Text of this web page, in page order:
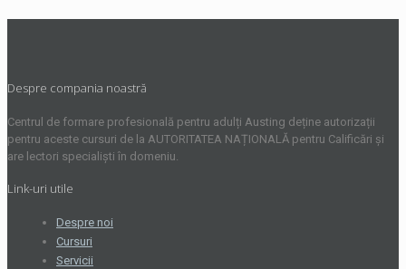
Despre compania noastră
Centrul de formare profesională pentru adulți Austing deține autorizații
pentru aceste cursuri de la AUTORITATEA NAȚIONALĂ pentru Calificări și
are lectori specialiști în domeniu.
Link-uri utile
Despre noi
Cursuri
Servicii